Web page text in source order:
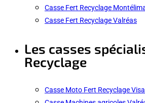
Casse Fert Recyclage
Casse Fert Recyclage Valréas
Les casses
Recyclage
Casse Moto Fert Recyclage